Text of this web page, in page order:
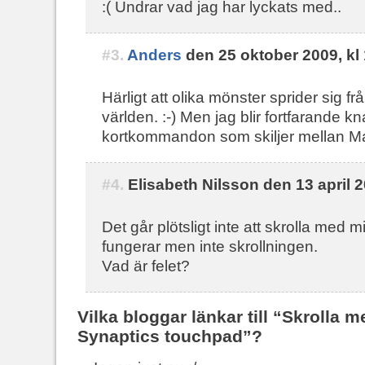
:( Undrar vad jag har lyckats med..
#3. Anders den 25 oktober 2009, kl
Härligt att olika mönster sprider sig
världen. :-) Men jag blir fortfarande
kortkommandon som skiljer mellan
#4. Elisabeth Nilsson den 13 april
Det går plötsligt inte att skrolla med
fungerar men inte skrollningen.
Vad är felet?
Vilka bloggar länkar till “Skrolla
Synaptics touchpad”?